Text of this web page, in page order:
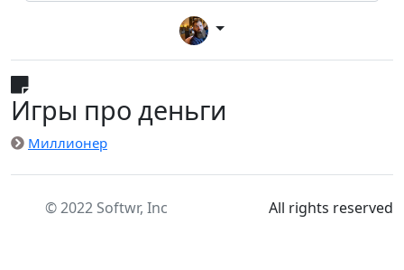
Игры про деньги
Миллионер
© 2022 Softwr, Inc All rights reserved